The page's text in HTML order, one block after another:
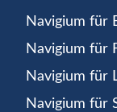
Navigium für
Navigium für
Navigium für
Navigium für